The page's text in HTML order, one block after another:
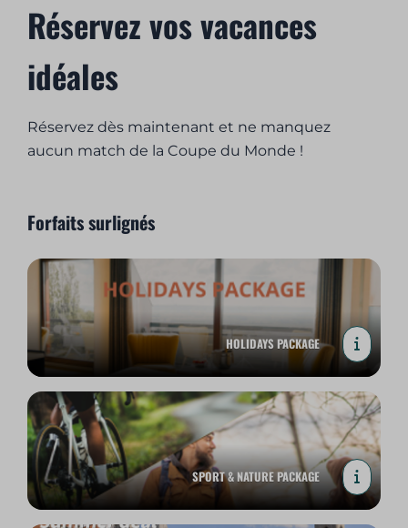
Réservez vos vacances
idéales
Réservez dès maintenant et ne manquez
aucun match de la Coupe du Monde !
Forfaits surlignés
HOLIDAYS PACKAGE
SPORT & NATURE PACKAGE